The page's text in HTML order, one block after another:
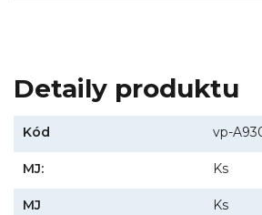
Detaily produktu
Kód vp-
MJ: Ks
MJ Ks